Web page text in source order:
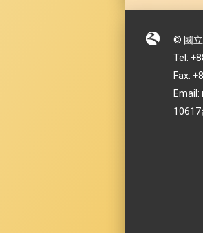
© 國
Tel:
Fax:
10617